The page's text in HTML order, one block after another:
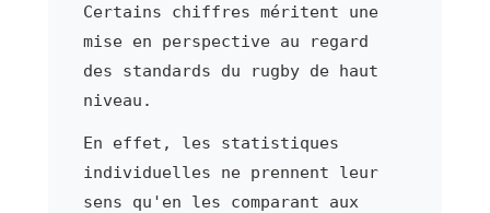
Certains chiffres méritent une
mise en perspective au regard
des standards du rugby de haut
niveau.
En effet, les statistiques
individuelles ne prennent leur
sens qu'en les comparant aux